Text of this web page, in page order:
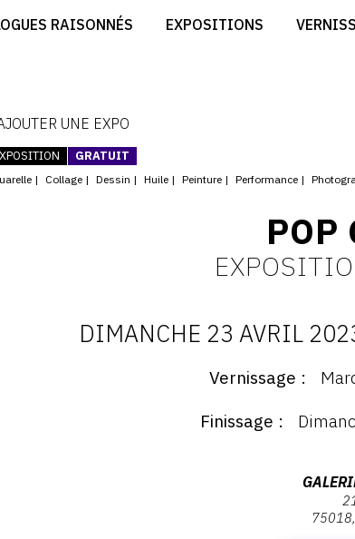
RAISONNÉS EXPOSITIONS
CRÉER SON CATALOGUE D'EXPO
UNE EXPO
GRATUIT
Collage Dessin Huile Peinture Performance
POP
DIMANCHE 23 AVRIL
Vernissage
Finissage
75018